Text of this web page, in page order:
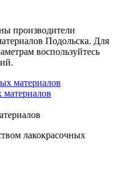
производители
Подольска. Для
воспользуйтесь
материалов
лакокрасочных